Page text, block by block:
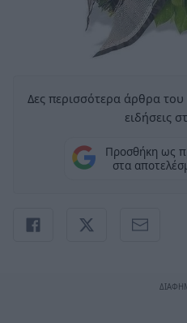
Δες περισσότερα άρθρα
ειδήσεις
Προσθήκη ως
στα